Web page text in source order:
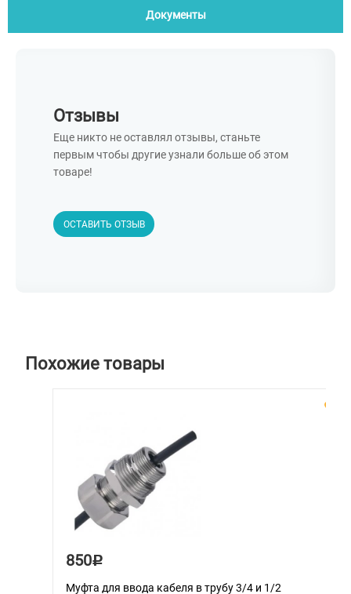
Документы
Отзывы
Еще никто не оставлял отзывы, станьте
первым чтобы другие узнали больше об этом
товаре!
ОСТАВИТЬ ОТЗЫВ
Похожие товары
850Р
Муфта для ввода кабеля в трубу 3/4 и 1/2